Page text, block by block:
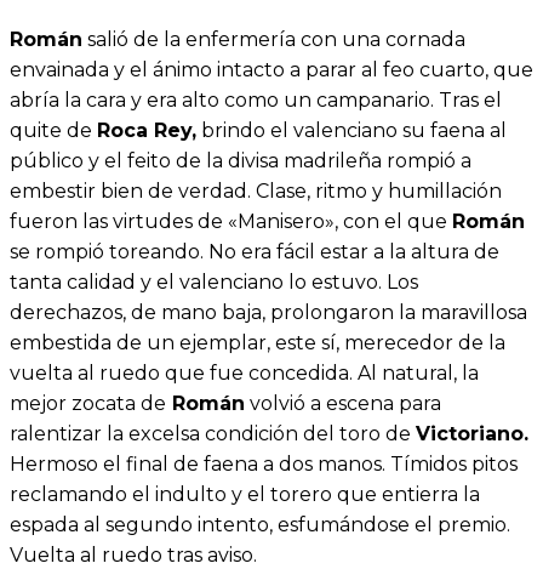
Román salió de la enfermería con una cornada
envainada y el ánimo intacto a parar al feo cuarto, que
abría la cara y era alto como un campanario. Tras el
quite de Roca Rey, brindo el valenciano su faena al
público y el feito de la divisa madrileña rompió a
embestir bien de verdad. Clase, ritmo y humillación
fueron las virtudes de «Manisero», con el que Román
se rompió toreando. No era fácil estar a la altura de
tanta calidad y el valenciano lo estuvo. Los
derechazos, de mano baja, prolongaron la maravillosa
embestida de un ejemplar, este sí, merecedor de la
vuelta al ruedo que fue concedida. Al natural, la
mejor zocata de Román volvió a escena para
ralentizar la excelsa condición del toro de Victoriano.
Hermoso el final de faena a dos manos. Tímidos pitos
reclamando el indulto y el torero que entierra la
espada al segundo intento, esfumándose el premio.
Vuelta al ruedo tras aviso.